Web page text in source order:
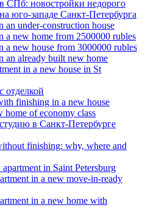
СПб: новостройки недорого
юго-западе Санкт-Петербурга
an under-construction house
a new home from 2500000 rubles
a new house from 3000000 rubles
an already built new home
in a new house in St
отделкой
finishing in a new house
home of economy class
в Санкт-Петербурге
finishing: why, where and
in Saint Petersburg
in a new move-in-ready
in a new home with